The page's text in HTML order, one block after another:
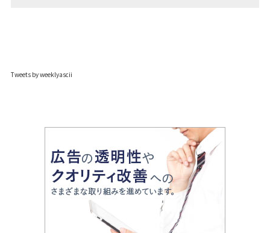
Tweets by weeklyascii